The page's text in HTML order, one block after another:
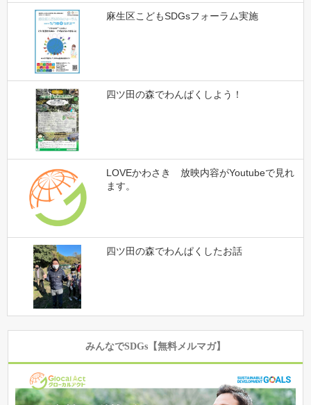
麻生区こどもSDGsフォーラム実施
四ツ田の森でわんぱくしよう！
LOVEかわさき 放映内容がYoutubeで見れ
ます。
四ツ田の森でわんぱくしたお話
みんなでSDGs【無料メルマガ】